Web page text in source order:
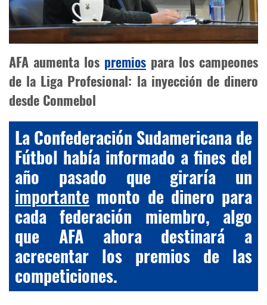
AFA aumenta los premios para los campeones
de la Liga Profesional: la inyección de dinero
desde Conmebol
La Confederación Sudamericana de
Fútbol había informado a fines del
año pasado que giraría un
importante monto de dinero para
cada federación miembro, algo
que AFA ahora destinará a
acrecentar los premios de las
competiciones.